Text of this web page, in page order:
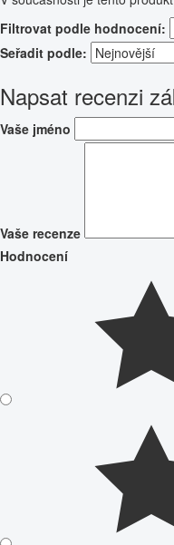
Filtrovat podle hodnocení:
Seřadit podle:
Napsat recenzi
Vaše jméno
Vaše recenze
Hodnocení